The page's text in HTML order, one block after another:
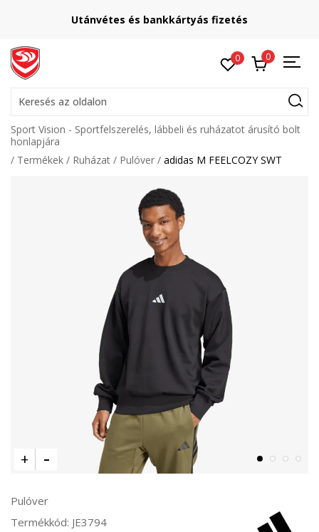
Utánvétes és bankkártyás fizetés
0 0
Keresés az oldalon
Sport Vision - Sportfelszerelés, lábbeli és ruházatot árusító bolt
honlapjára
Termékek
Ruházat Pulóver adidas M FEELCOZY SWT
Pulóver
Termékkód: JE3794